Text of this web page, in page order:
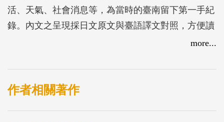
活、天氣、社會消息等，為當時的臺南留下第一手紀
錄。內文之呈現採日文原文與臺語譯文對照，方便讀
more...
作者相關著作